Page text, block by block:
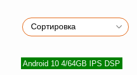
Android 10 4/64GB IPS DSP